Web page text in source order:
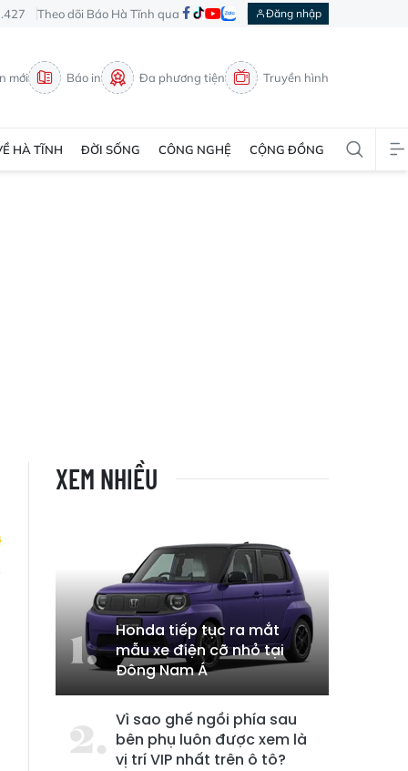
Theo dõi Báo Hà Tĩnh qua Đăng nhập
mới Báo in Đa phương tiện Truyền hình
HÀ TĨNH ĐỜI SỐNG CÔNG NGHỆ CỘNG ĐỒNG
XEM NHIỀU
Honda tiếp tục ra mắt
mẫu xe điện cỡ nhỏ tại
Đông Nam Á
Vì sao ghế ngồi phía sau
bên phụ luôn được xem là
vị trí VIP nhất trên ô tô?